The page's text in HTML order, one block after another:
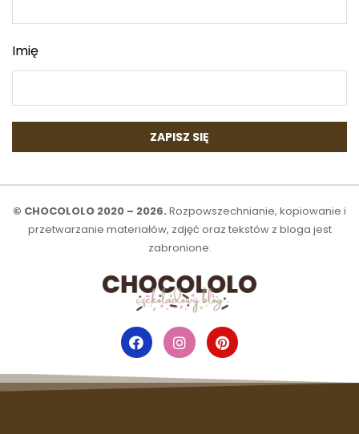
Imię
© CHOCOLOLO 2020 – 2026. Rozpowszechnianie, kopiowanie i
przetwarzanie materiałów, zdjęć oraz tekstów z bloga jest
zabronione.